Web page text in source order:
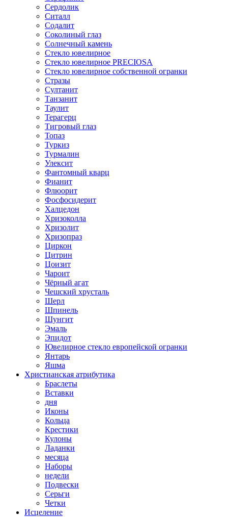
Сердолик
Ситалл
Содалит
Соколиный глаз
Солнечный камень
Стекло ювелирное
Стекло ювелирное PRECIOSA
Стекло ювелирное собственной огранки
Стразы
Султанит
Танзанит
Таулит
Терагерц
Тигровый глаз
Топаз
Туркиз
Турмалин
Улексит
Фантомный кварц
Фианит
Флюорит
Фосфосидерит
Халцедон
Хризоколла
Хризолит
Хризопраз
Циркон
Цитрин
Цоизит
Чароит
Чёрный агат
Чешский хрусталь
Шерл
Шпинель
Шунгит
Эмаль
Эпидот
Ювелирное стекло европейской огранки
Янтарь
Яшма
Христианская атрибутика
Браслеты
Вставки
дня
Иконы
Кольца
Крестики
Кулоны
Ладанки
месяца
Наборы
недели
Подвески
Серьги
Четки
Исцеление